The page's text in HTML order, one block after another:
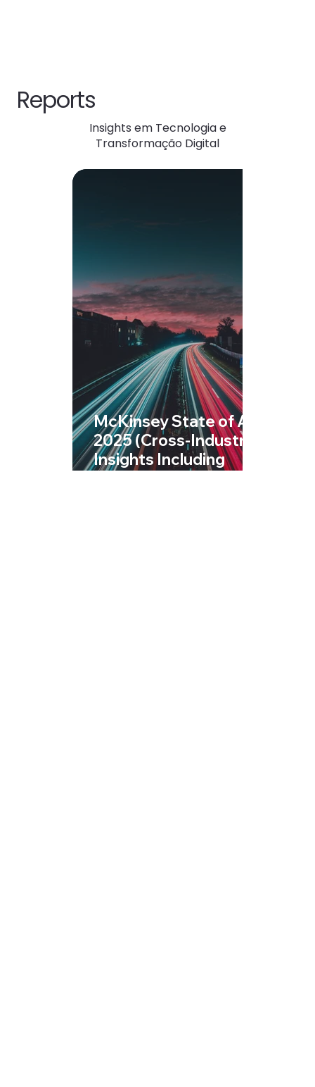
McKinsey State of AI
2025 (Cross-Industry
Insights Including
Reports
Insights em Tecnologia e
Transformação Digital